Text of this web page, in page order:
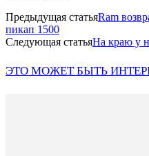
Предыдущая статьяRam
пикап 1500
Следующая статьяНа краю у
ЭТО МОЖЕТ БЫТЬ